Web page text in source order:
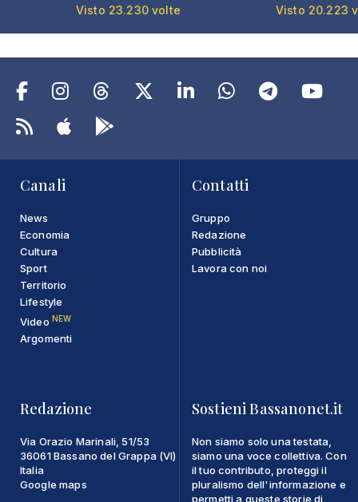
Visto 23.230 volte Visto 20.223
Canali
News
Economia
Cultura
Sport
Territorio
Lifestyle
Video NEW
Argomenti
Contatti
Gruppo
Redazione
Pubblicità
Lavora con noi
Redazione
Via Orazio Marinali, 51/53
36061 Bassano del Grappa (VI)
Italia
Google maps
Sostieni Bassanonet.it
Non siamo solo una testata,
siamo una voce collettiva. Con
il tuo contributo, proteggi il
pluralismo dell'informazione e
permetti a queste storie di